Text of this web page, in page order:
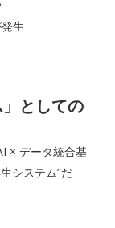
生
としての
× データ統合基
システム”だ